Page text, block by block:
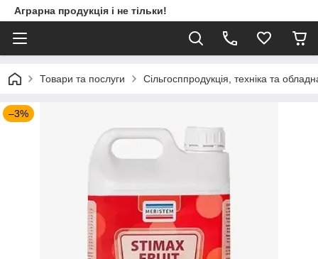
Аграрна продукція і не тільки!
Товари та послуги Сільгосппродукція, техніка та
–3%